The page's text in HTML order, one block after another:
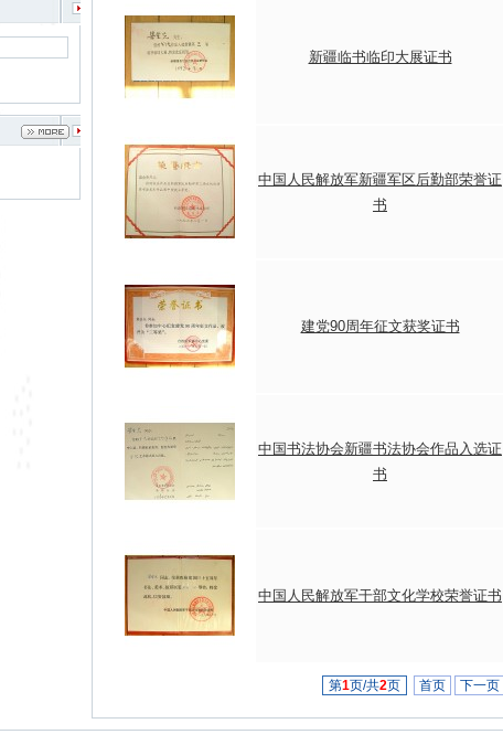
新疆临书临印大展证书
中国人民解放军新疆军区后勤部荣誉证
书
建党90周年征文获奖证书
中国书法协会新疆书法协会作品入选证
书
中国人民解放军干部文化学校荣誉证书
第1页/共2页 首页 下一页